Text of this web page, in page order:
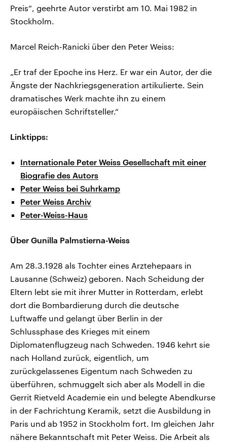
Preis“, geehrte Autor verstirbt am 10. Mai 1982 in
Stockholm.
Marcel Reich-Ranicki über den Peter Weiss:
„Er traf der Epoche ins Herz. Er war ein Autor, der die
Ängste der Nachkriegsgeneration artikulierte. Sein
dramatisches Werk machte ihn zu einem
europäischen Schriftsteller.“
Linktipps:
Internationale Peter Weiss Gesellschaft mit einer
Biografie des Autors
Peter Weiss bei Suhrkamp
Peter Weiss Archiv
Peter-Weiss-Haus
Über Gunilla Palmstierna-Weiss
Am 28.3.1928 als Tochter eines Arztehepaars in
Lausanne (Schweiz) geboren. Nach Scheidung der
Eltern lebt sie mit ihrer Mutter in Rotterdam, erlebt
dort die Bombardierung durch die deutsche
Luftwaffe und gelangt über Berlin in der
Schlussphase des Krieges mit einem
Diplomatenflugzeug nach Schweden. 1946 kehrt sie
nach Holland zurück, eigentlich, um
zurückgelassenes Eigentum nach Schweden zu
überführen, schmuggelt sich aber als Modell in die
Gerrit Rietveld Academie ein und belegte Abendkurse
in der Fachrichtung Keramik, setzt die Ausbildung in
Paris und ab 1952 in Stockholm fort. Im gleichen Jahr
nähere Bekanntschaft mit Peter Weiss. Die Arbeit als